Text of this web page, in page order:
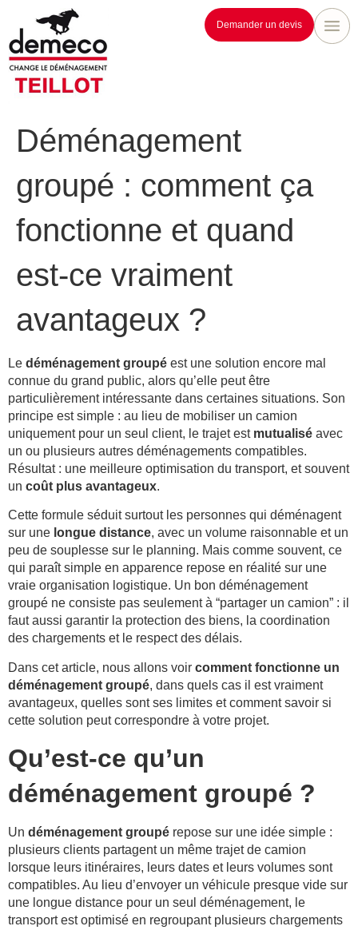
Demander un devis
Déménagement
groupé : comment ça
fonctionne et quand
est-ce vraiment
avantageux ?
Le déménagement groupé est une solution encore mal
connue du grand public, alors qu’elle peut être
particulièrement intéressante dans certaines situations. Son
principe est simple : au lieu de mobiliser un camion
uniquement pour un seul client, le trajet est mutualisé avec
un ou plusieurs autres déménagements compatibles.
Résultat : une meilleure optimisation du transport, et souvent
un coût plus avantageux.
Cette formule séduit surtout les personnes qui déménagent
sur une longue distance, avec un volume raisonnable et un
peu de souplesse sur le planning. Mais comme souvent, ce
qui paraît simple en apparence repose en réalité sur une
vraie organisation logistique. Un bon déménagement
groupé ne consiste pas seulement à “partager un camion” : il
faut aussi garantir la protection des biens, la coordination
des chargements et le respect des délais.
Dans cet article, nous allons voir comment fonctionne un
déménagement groupé, dans quels cas il est vraiment
avantageux, quelles sont ses limites et comment savoir si
cette solution peut correspondre à votre projet.
Qu’est-ce qu’un
déménagement groupé ?
Un déménagement groupé repose sur une idée simple :
plusieurs clients partagent un même trajet de camion
lorsque leurs itinéraires, leurs dates et leurs volumes sont
compatibles. Au lieu d’envoyer un véhicule presque vide sur
une longue distance pour un seul déménagement, le
transport est optimisé en regroupant plusieurs chargements